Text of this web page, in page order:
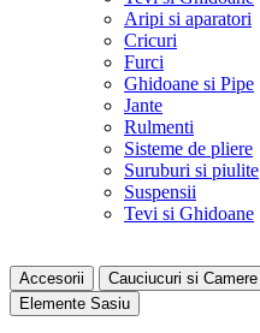
Aripi si aparatori
Cricuri
Furci
Ghidoane si Pipe
Jante
Rulmenti
Sisteme de pliere
Suruburi si piulite
Suspensii
Tevi si Ghidoane
Accesorii Cauciucuri si Camere
Elemente Sasiu